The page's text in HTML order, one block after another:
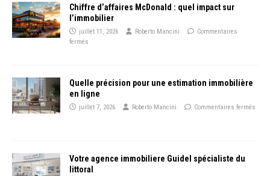
Chiffre d’affaires McDonald : quel impact sur
l’immobilier
juillet 11, 2026 Roberto Mancini
Commentaires
fermés
Quelle précision pour une estimation immobilière
en ligne
juillet 7, 2026 Roberto Mancini Commentaires fermés
Votre agence immobiliere Guidel spécialiste du
littoral